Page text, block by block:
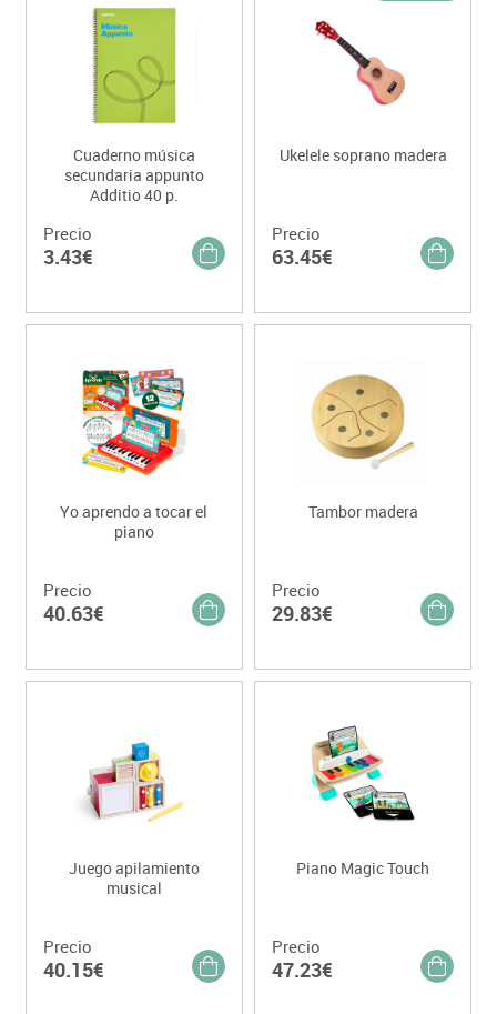
Cuaderno música
secundaria appunto
Additio 40 p.
Precio
3.43€
Ukelele soprano madera
Precio
63.45€
Yo aprendo a tocar el
piano
Precio
40.63€
Tambor madera
Precio
29.83€
Juego apilamiento
musical
Precio
40.15€
Piano Magic Touch
Precio
47.23€